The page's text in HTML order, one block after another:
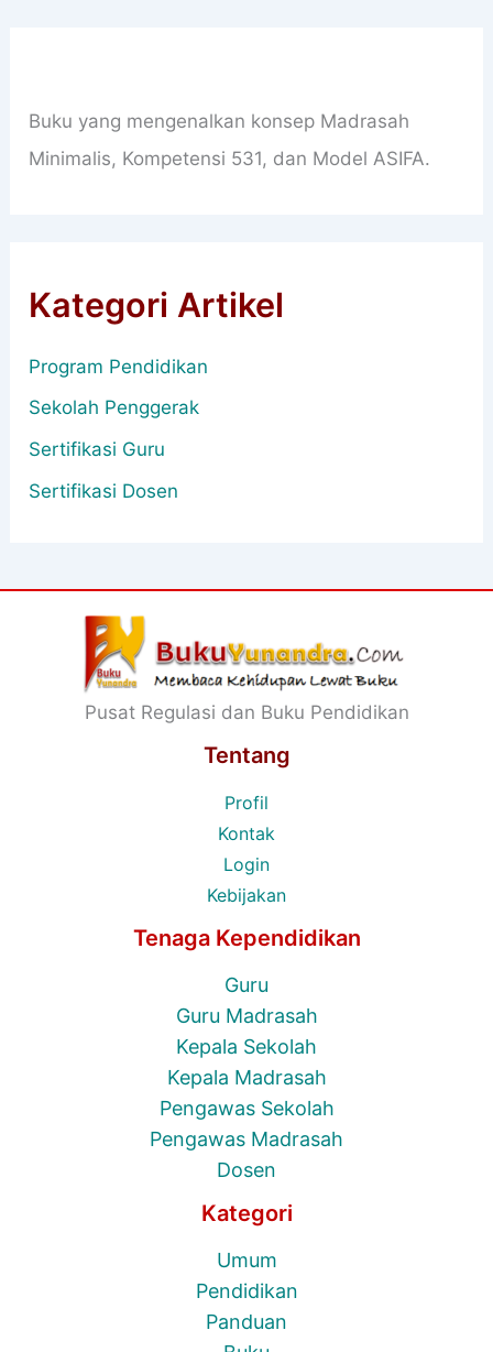
Buku yang mengenalkan konsep Madrasah
Minimalis, Kompetensi 531, dan Model ASIFA.
Kategori Artikel
Program Pendidikan
Sekolah Penggerak
Sertifikasi Guru
Sertifikasi Dosen
Pusat Regulasi dan Buku Pendidikan
Tentang
Profil
Kontak
Login
Kebijakan
Tenaga Kependidikan
Guru
Guru Madrasah
Kepala Sekolah
Kepala Madrasah
Pengawas Sekolah
Pengawas Madrasah
Dosen
Kategori
Umum
Pendidikan
Panduan